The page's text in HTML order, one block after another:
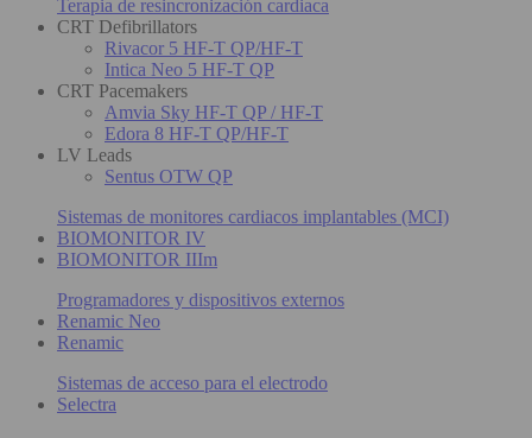
Terapia de resincronización cardiaca
CRT Defibrillators
Rivacor 5 HF-T QP/HF-T
Intica Neo 5 HF-T QP
CRT Pacemakers
Amvia Sky HF-T QP / HF-T
Edora 8 HF-T QP/HF-T
LV Leads
Sentus OTW QP
Sistemas de monitores cardiacos implantables (MCI)
BIOMONITOR IV
BIOMONITOR IIIm
Programadores y dispositivos externos
Renamic Neo
Renamic
Sistemas de acceso para el electrodo
Selectra